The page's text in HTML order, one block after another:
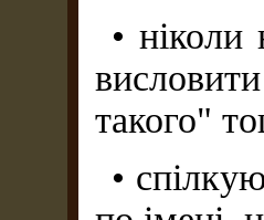
•
такого"
•